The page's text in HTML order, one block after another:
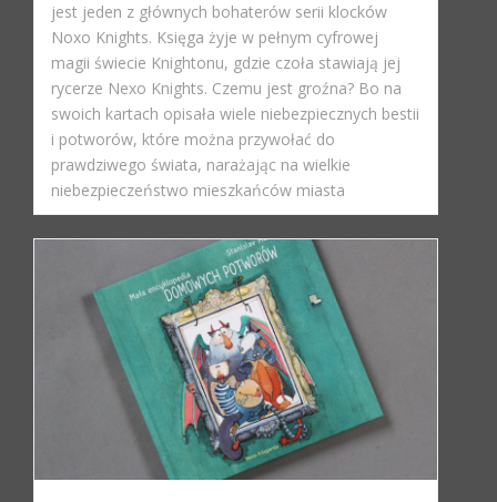
jest jeden z głównych bohaterów serii klocków
Noxo Knights. Księga żyje w pełnym cyfrowej
magii świecie Knightonu, gdzie czoła stawiają jej
rycerze Nexo Knights. Czemu jest groźna? Bo na
swoich kartach opisała wiele niebezpiecznych bestii
i potworów, które można przywołać do
prawdziwego świata, narażając na wielkie
niebezpieczeństwo mieszkańców miasta